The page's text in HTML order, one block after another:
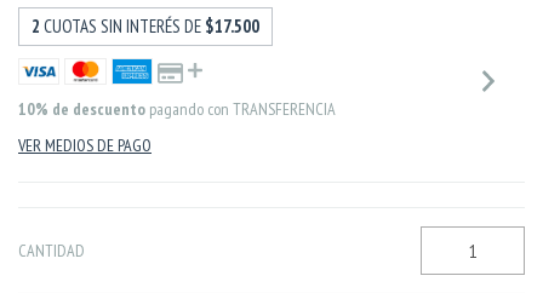
2 CUOTAS SIN INTERÉS DE $17.500
10% de descuento pagando con TRANSFERENCIA
VER MEDIOS DE PAGO
CANTIDAD